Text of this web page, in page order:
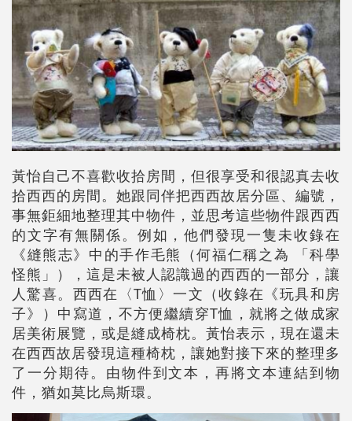
黃怡自己不喜歡收拾房間，但很享受和很認真去收
拾西西的房間。她跟同伴把西西故居分區、編號，
事無鉅細地整理其中物件，並思考這些物件跟西西
的文字有無關係。例如，他們發現一隻未收錄在
《縫熊志》中的手作毛熊（何福仁稱之為 「科學
怪熊」），這是未被人認識過的西西的一部分，讓
人驚喜。西西在〈T恤〉一文（收錄在《玩具和房
子》）中寫道，不方便繼續穿T恤，就將之做成家
居美術展覽，或是縫成椅枕。黃怡表示，現在還未
在西西故居發現這種椅枕，讓她對接下來的整理多
了一分期待。由物件到文本，再將文本連結到物
件，猶如莫比烏斯環。